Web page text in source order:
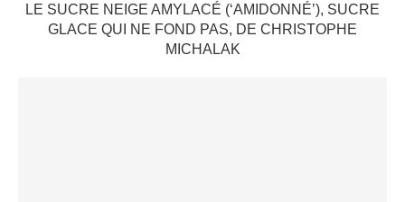
LE SUCRE NEIGE AMYLACÉ (‘AMIDONNÉ’), SUCRE
GLACE QUI NE FOND PAS, DE CHRISTOPHE
MICHALAK